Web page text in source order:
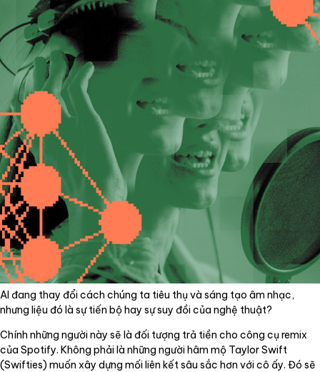
AI đang thay đổi cách chúng ta tiêu thụ và sáng tạo âm nhạc,
nhưng liệu đó là sự tiến bộ hay sự suy đồi của nghệ thuật?
Chính những người này sẽ là đối tượng trả tiền cho công cụ remix
của Spotify. Không phải là những người hâm mộ Taylor Swift
(Swifties) muốn xây dựng mối liên kết sâu sắc hơn với cô ấy. Đó sẽ